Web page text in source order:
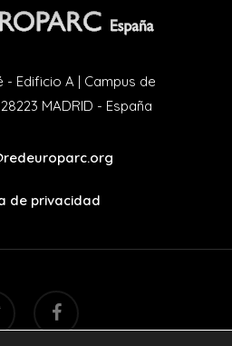
- Edificio A | Campus de
MADRID - España
de privacidad
facebook